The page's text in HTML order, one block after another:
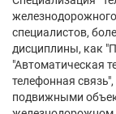
специалистов,
дисциплины, как
"Автоматическая
телефонная
подвижными